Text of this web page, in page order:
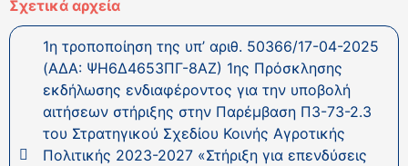
Σχετικά αρχεία
1η τροποποίηση της υπ’ αριθ. 50366/17-04-2025
(ΑΔΑ: ΨΗ6Δ4653ΠΓ-8ΑΖ) 1ης Πρόσκλησης
εκδήλωσης ενδιαφέροντος για την υποβολή
αιτήσεων στήριξης στην Παρέμβαση Π3-73-2.3
του Στρατηγικού Σχεδίου Κοινής Αγροτικής
Πολιτικής 2023-2027 «Στήριξη για επενδύσεις